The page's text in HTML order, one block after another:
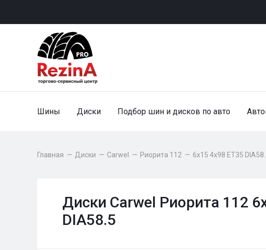
Шины Диски Подбор шин и дисков по авто
Главная — Диски — Carwel — Риорита 112 — 6x15 4x98 ET35
Диски Carwel Риорита 112
DIA58.5